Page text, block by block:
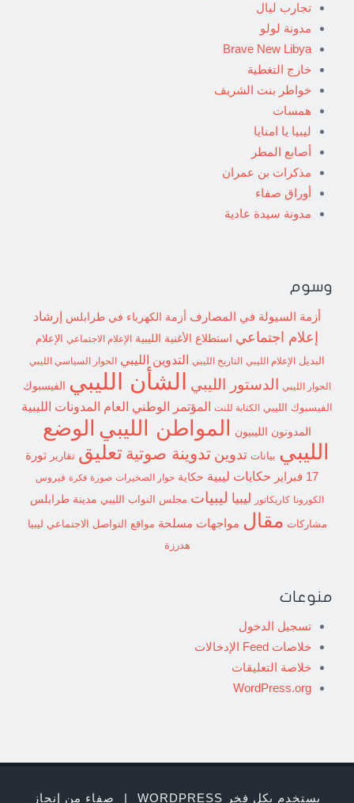
تجارب ليال
مدونة لولو
Brave New Libya
خارج التغطية
خواطر بنت الشريف
همسات
ليبيا يا امنايا
أصابع المطر
مذكرات بن عمران
أوراق صفاء
مدونة سيدة عادية
وسوم
أزمة السيولة في المصارف أزمة الكهرباء في طرابلس إرشاد
إعلام اجتماعي استطلاع الأغنية الليبية الإعلام الاجتماعي
الإعلام
البديل الإعلام الليبي التاريخ الليبي التدوين الليبي الحوار السياسي الليبي
الحوار الليبي الدستور الليبي الشأن الليبي الفيسبوك
الفيسبوك الليبي الكتابة للنت المؤتمر الوطني العام المدونات الليبية
المدونون الليبيون المواطن الليبي الوضع
الليبي بيانات تدوين تدوينة صوتية تعليق تقارير
ثورة
17 فبراير
حكايات ليبية حكاية حوار الصخيرات صورة فكرة فيروس
الكورونا كاريكاتور ليبيا ليبيات مجلس النواب الليبي مدينة طرابلس
مشاركات مقال مواجهات مسلحة مواقع التواصل الاجتماعي ليبيا
هدرزة
منوعات
تسجيل الدخول
خلاصات Feed الإدخالات
خلاصة التعليقات
WordPress.org
يستخدم بكل فخر WORDPRESS | صفاء من إنجاز